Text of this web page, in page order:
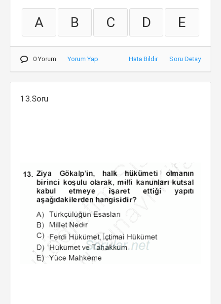
A B C D E
0 Yorum Yorum Yap Hata Bildir Soru Detay
13.Soru